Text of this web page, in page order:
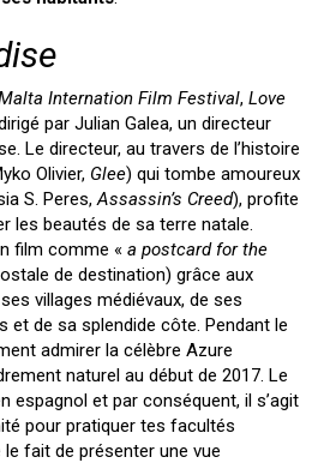
Internation Film Festival, Love
par Julian Galea, un directeur
Le directeur, au travers de l’histoire
Olivier, Glee) qui tombe amoureux
S. Peres,Assassin’s Creed), profite
les beautés de sa terre natale.
film comme « a postcard for the
de destination) grâce aux
villages médiévaux, de ses
et de sa splendide côte. Pendant le
admirer la célèbre Azure
naturel au début de 2017. Le
espagnol et par conséquent, il s’agit
pour pratiquer tes facultés
le fait de présenter une vue